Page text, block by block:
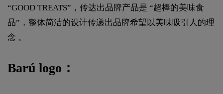
“GOOD TREATS”，传达出品牌产品是 “超棒的美味食
品”，整体简洁的设计传递出品牌希望以美味吸引人的理
念 。
Barú logo：